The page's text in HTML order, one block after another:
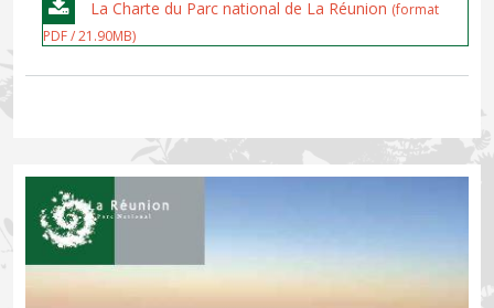
La Charte du Parc national de La Réunion (format
PDF / 21.90MB)